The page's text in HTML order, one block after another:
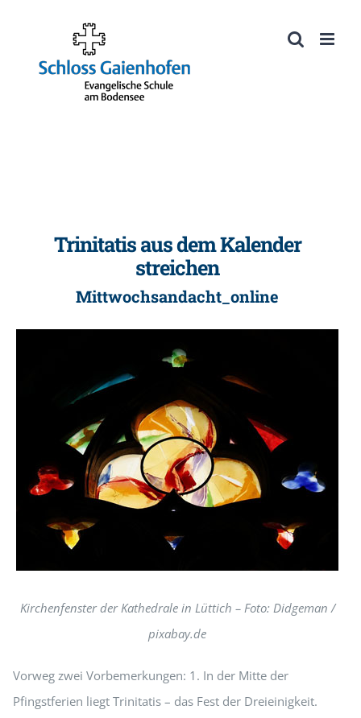
Werkzeugleiste öffnen
springen
Trinitatis aus dem Kalender
streichen
Mittwochsandacht_online
Kirchenfenster der Kathedrale in Lüttich – Foto: Didgeman /
pixabay.de
Vorweg zwei Vorbemerkungen: 1. In der Mitte der
Pfingstferien liegt Trinitatis – das Fest der Dreieinigkeit.